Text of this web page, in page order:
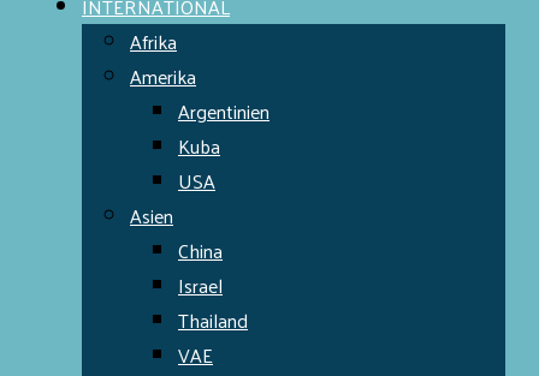
Afrika
Amerika
Argentinien
Kuba
USA
Asien
China
Israel
Thailand
VAE